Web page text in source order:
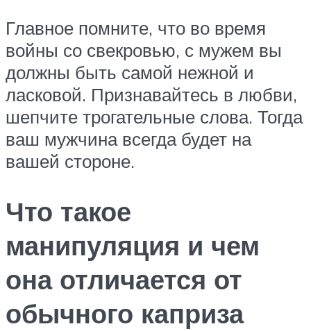
Главное помните, что во время
войны со свекровью, с мужем вы
должны быть самой нежной и
ласковой. Признавайтесь в любви,
шепчите трогательные слова. Тогда
ваш мужчина всегда будет на
вашей стороне.
Что такое
манипуляция и чем
она отличается от
обычного каприза